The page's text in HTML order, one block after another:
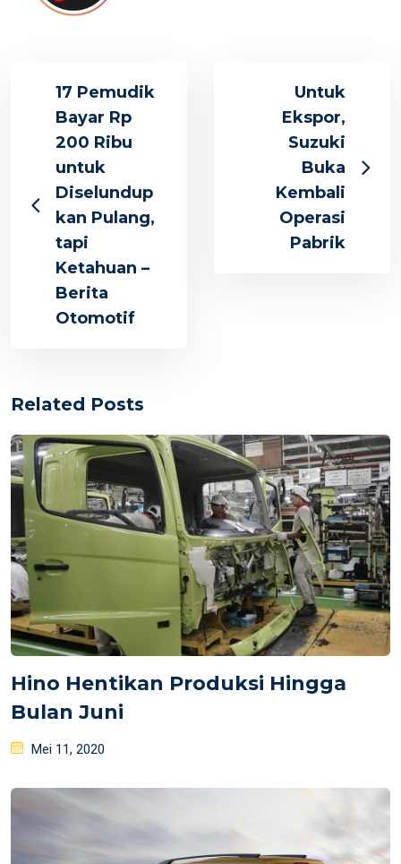
17 Pemudik
Bayar Rp
200 Ribu
untuk
Diselundup
kan Pulang,
tapi
Ketahuan –
Berita
Otomotif
Untuk
Ekspor,
Suzuki
Buka
Kembali
Operasi
Pabrik
Related Posts
Hino Hentikan Produksi Hingga
Bulan Juni
Posted
Mei 11, 2020